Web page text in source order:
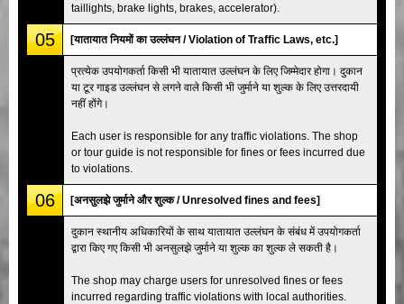
taillights, brake lights, brakes, accelerator).
05 [यातायात नियमों का उल्लंघन / Violation of Traffic Laws, etc.]
प्रत्येक उपयोगकर्ता किसी भी यातायात उल्लंघन के लिए जिम्मेदार होगा। दुकान
या टूर गाइड उल्लंघन से लगने वाले किसी भी जुर्माने या शुल्क के लिए उत्तरदायी
नहीं होंगे।
Each user is responsible for any traffic violations. The shop
or tour guide is not responsible for fines or fees incurred due
to violations.
06 [अनसुलझे जुर्माने और शुल्क / Unresolved fines and fees]
दुकान स्थानीय अधिकारियों के साथ यातायात उल्लंघन के संबंध में उपयोगकर्ता
द्वारा किए गए किसी भी अनसुलझे जुर्माने या शुल्क का शुल्क ले सकती है।
The shop may charge users for unresolved fines or fees
incurred regarding traffic violations with local authorities.